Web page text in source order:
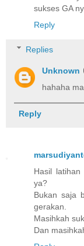
sukses GA
Reply
Replies
Unknown
hahaha
Reply
Hasil
ya?
Bukan saja
gerakan.
Masihkah
Dan